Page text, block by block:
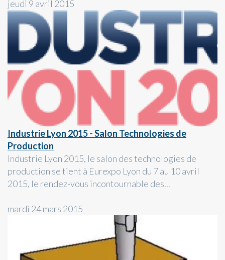
jeudi 9 avril 2015
Industrie Lyon 2015 - Salon Technologies de
Production
Industrie Lyon 2015, le salon des technologies de
production se tient à Eurexpo Lyon du 7 au 10 avril
2015, le rendez-vous incontournable des...
mardi 24 mars 2015